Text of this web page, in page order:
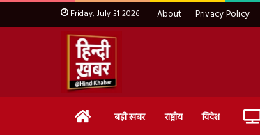
Friday, July 31 2026 About Privacy Policy
Home बड़ी ख़बर राष्ट्रीय विदेश